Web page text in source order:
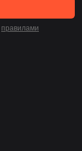
правилами